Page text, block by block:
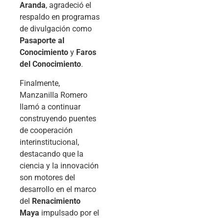
Aranda, agradeció el
respaldo en programas
de divulgación como
Pasaporte al
Conocimiento y Faros
del Conocimiento.
Finalmente,
Manzanilla Romero
llamó a continuar
construyendo puentes
de cooperación
interinstitucional,
destacando que la
ciencia y la innovación
son motores del
desarrollo en el marco
del Renacimiento
Maya impulsado por el